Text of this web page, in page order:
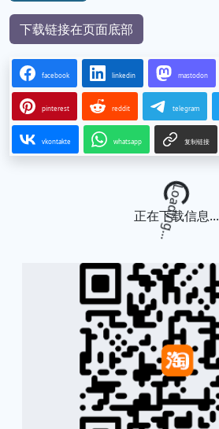
下载链接在页面底部
facebook linkedin mastodon
pinterest reddit telegram
vkontakte whatsapp 复制链接
Loading...
正在下载信息...